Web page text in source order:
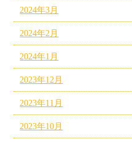
2024年3月
2024年2月
2024年1月
2023年12月
2023年11月
2023年10月